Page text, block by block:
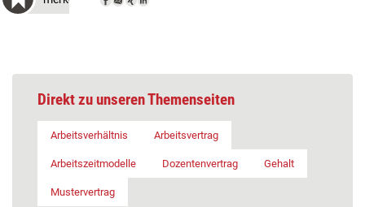
Direkt zu unseren Themenseiten
Arbeitsverhältnis Arbeitsvertrag
Arbeitszeitmodelle Dozentenvertrag Gehalt
Mustervertrag